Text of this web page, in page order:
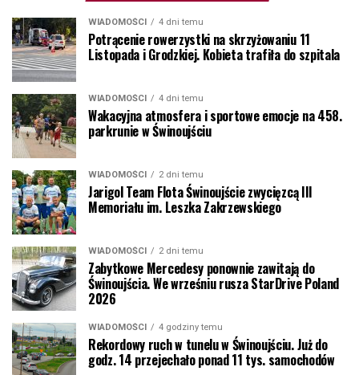
WIADOMOŚCI 4 dni temu
Potrącenie rowerzystki na skrzyżowaniu 11
Listopada i Grodzkiej. Kobieta trafiła do szpitala
WIADOMOŚCI 4 dni temu
Wakacyjna atmosfera i sportowe emocje na 458.
parkrunie w Świnoujściu
WIADOMOŚCI 2 dni temu
Jarigol Team Flota Świnoujście zwycięzcą III
Memoriału im. Leszka Zakrzewskiego
WIADOMOŚCI 2 dni temu
Zabytkowe Mercedesy ponownie zawitają do
Świnoujścia. We wrześniu rusza StarDrive Poland
2026
WIADOMOŚCI 4 godziny temu
Rekordowy ruch w tunelu w Świnoujściu. Już do
godz. 14 przejechało ponad 11 tys. samochodów